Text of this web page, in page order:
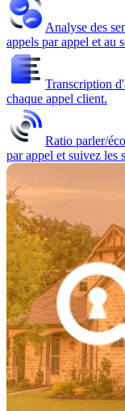
Analyse des
appels par appel et au
Transcription
chaque appel client.
Ratio parler/
par appel et suivez les